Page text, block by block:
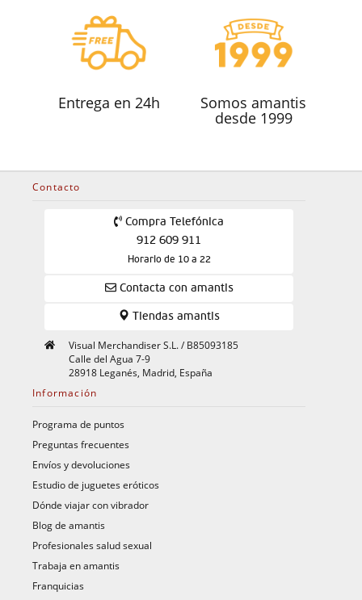
Entrega en 24h Somos amantis
desde 1999
Contacto
Compra Telefónica
912 609 911
Horario de 10 a 22
Contacta con amantis
Tiendas amantis
Visual Merchandiser S.L. / B85093185
Calle del Agua 7-9
28918 Leganés, Madrid, España
Información
Programa de puntos
Preguntas frecuentes
Envíos y devoluciones
Estudio de juguetes eróticos
Dónde viajar con vibrador
Blog de amantis
Profesionales salud sexual
Trabaja en amantis
Franquicias